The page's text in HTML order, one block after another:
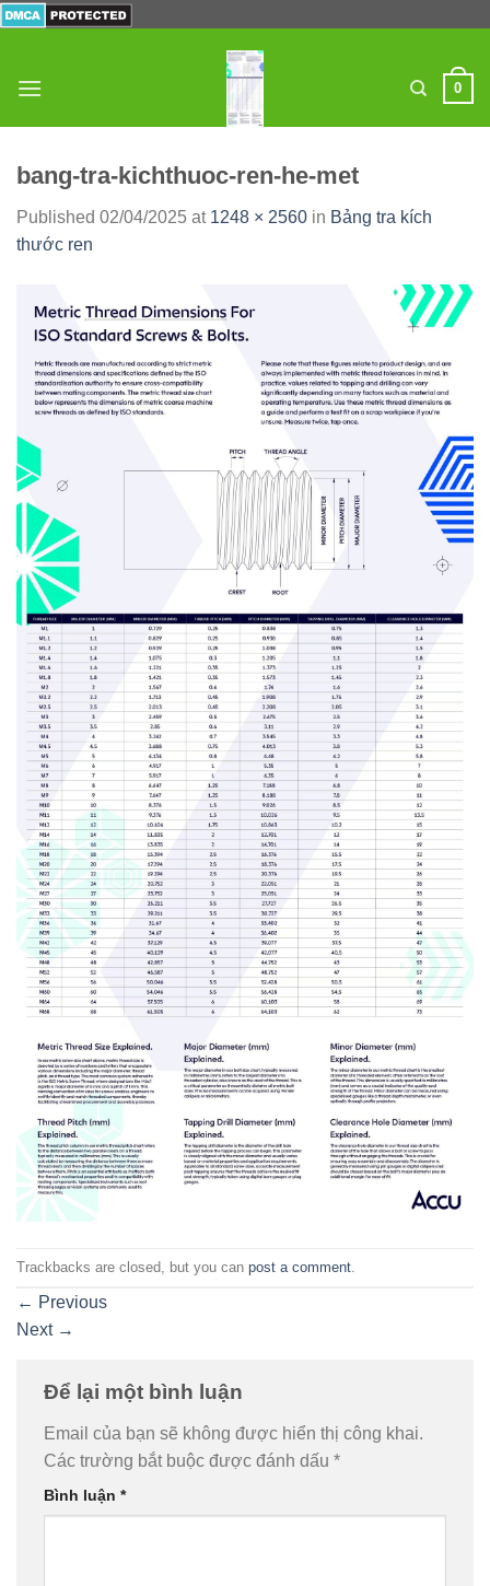
0
bang-tra-kichthuoc-ren-he-met
Published 02/04/2025 at 1248 × 2560 in Bảng tra kích
thước ren
Trackbacks are closed, but you can post a comment
← Previous
Next →
Để lại một bình luận
Email của bạn sẽ không được hiển thị công khai.
Các trường bắt buộc được đánh dấu *
Bình luận *